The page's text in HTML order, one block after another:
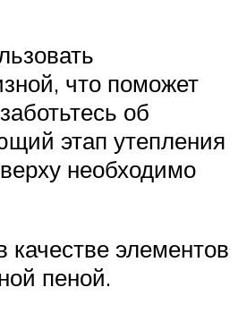
что поможет
об
этап утепления
необходимо
элементов
пеной.